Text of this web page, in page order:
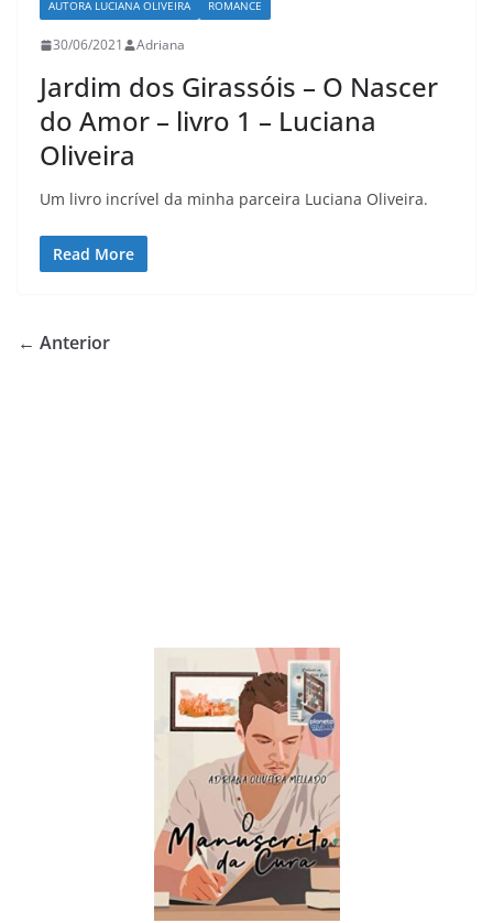
AUTORA LUCIANA OLIVEIRA ROMANCE
30/06/2021 Adriana
Jardim dos Girassóis – O Nascer
do Amor – livro 1 – Luciana
Oliveira
Um livro incrível da minha parceira Luciana Oliveira.
Read More
← Anterior
Dupla de inspiração: explorando dois livros de
Adriana